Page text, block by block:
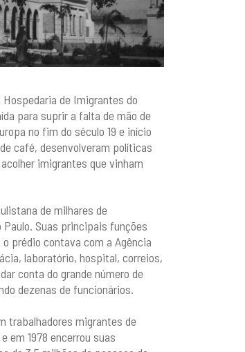
de Imigrantes do
para suprir a falta de mão de
no fim do século 19 e início
café, desenvolveram políticas
imigrantes que vinham
de milhares de
Suas principais funções
prédio contava com a Agência
laboratório, hospital, correios,
conta do grande número de
dezenas de funcionários.
trabalhadores migrantes de
em 1978 encerrou suas